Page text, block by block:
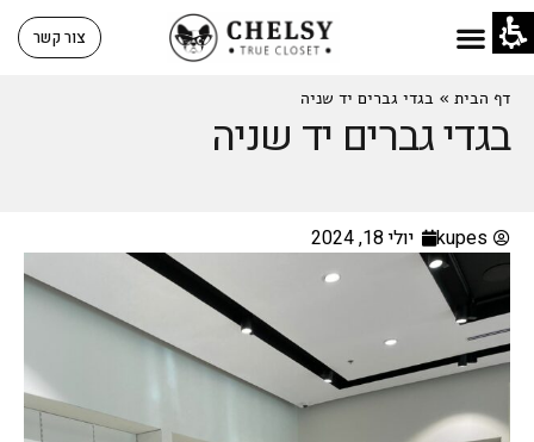
צור קשר
דף הבית » בגדי גברים יד שניה
בגדי גברים יד שניה
kupes יולי 18, 2024